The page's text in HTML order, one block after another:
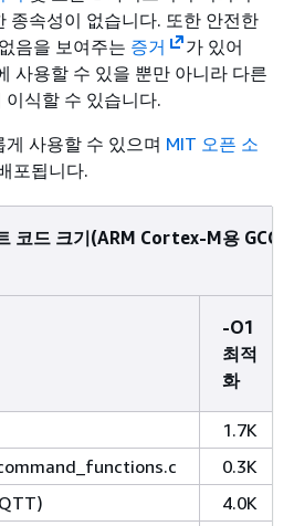
종속성이 없습니다. 또한 안전한
음을 보여주는 증거
가 있어
사용할 수 있을 뿐만 아니라 다른
식할 수 있습니다.
사용할 수 있으며 MIT 오픈 소
포됩니다.
코드 크기(ARM Cortex-M용 GCC
-O1
최적
화
1.7K
0.3K
4.0K